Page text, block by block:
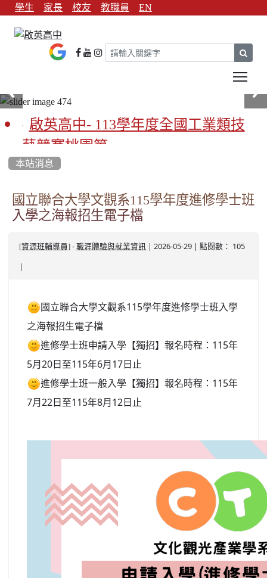
學生 家長 校友 教職員 EN
啟英高中- 113學年度全國工業類技
藝競賽桃園第一
啟英高中-113學年全國學生家事類技
藝競賽榮獲1支金手獎3支優勝
亞洲金牌在啟英！-機器人競賽亞洲
啟英高中-汽車科榮耀桃園
啟英高中-時尚科桃園第一
本站消息
國立聯合大學文觀系115學年度進修學士班
入學之海報招生電子檔
[資源班輔導員] - 職涯體驗與就業資訊
| 2026-05-29 | 點閱數： 105
|
國立聯合大學文觀系115學年度進修學士班入學
之海報招生電子檔
進修學士班申請入學【獨招】報名時程：115年
5月20日至115年6月17日止
進修學士班一般入學【獨招】報名時程：115年
7月22日至115年8月12日止